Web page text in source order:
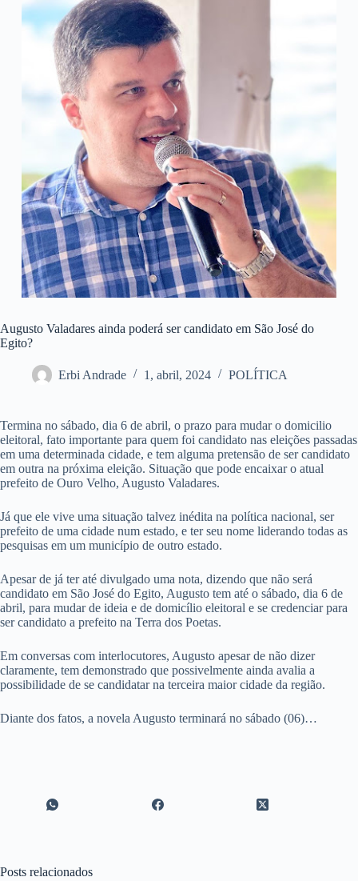
Augusto Valadares ainda poderá ser candidato em São José do
Egito?
Erbi Andrade 1, abril, 2024 POLÍTICA
Termina no sábado, dia 6 de abril, o prazo para mudar o domicilio
eleitoral, fato importante para quem foi candidato nas eleições passadas
em uma determinada cidade, e tem alguma pretensão de ser candidato
em outra na próxima eleição. Situação que pode encaixar o atual
prefeito de Ouro Velho, Augusto Valadares.
Já que ele vive uma situação talvez inédita na política nacional, ser
prefeito de uma cidade num estado, e ter seu nome liderando todas as
pesquisas em um município de outro estado.
Apesar de já ter até divulgado uma nota, dizendo que não será
candidato em São José do Egito, Augusto tem até o sábado, dia 6 de
abril, para mudar de ideia e de domicílio eleitoral e se credenciar para
ser candidato a prefeito na Terra dos Poetas.
Em conversas com interlocutores, Augusto apesar de não dizer
claramente, tem demonstrado que possivelmente ainda avalia a
possibilidade de se candidatar na terceira maior cidade da região.
Diante dos fatos, a novela Augusto terminará no sábado (06)…
Posts relacionados